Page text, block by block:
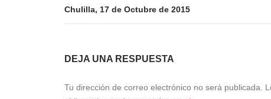
Chulilla, 17 de Octubre de 2015
DEJA UNA RESPUESTA
Tu dirección de correo electrónico no será publicada.